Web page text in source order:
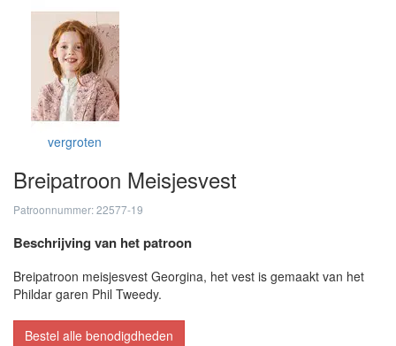
vergroten
Breipatroon Meisjesvest
Patroonnummer: 22577-19
Beschrijving van het patroon
Breipatroon meisjesvest Georgina, het vest is gemaakt van het
Phildar garen Phil Tweedy.
Bestel alle benodigdheden